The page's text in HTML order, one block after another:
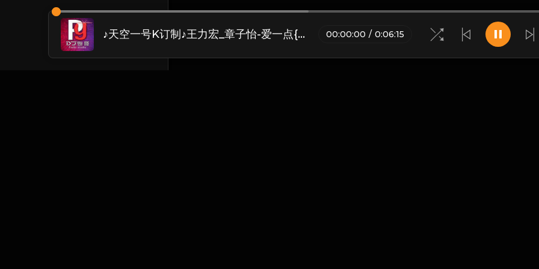
♪天空一号K订制♪王力宏_章子怡-爱一点{668-DJ炮哥 Remix} 00:00:00 / 0:06:15